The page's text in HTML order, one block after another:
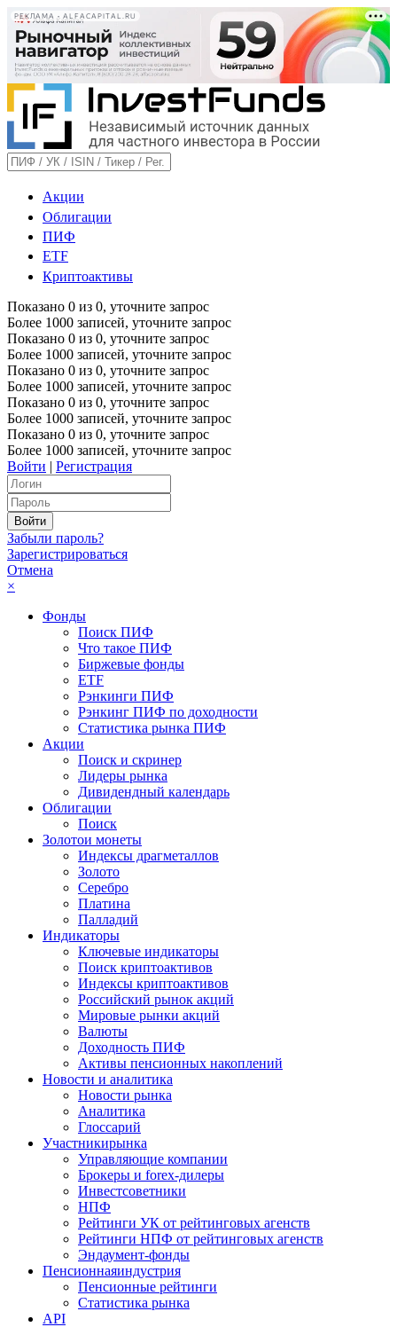
РЕКЛАМА • ALFACAPITAL.RU
Акции
Облигации
ПИФ
ETF
Криптоактивы
Показано 0 из 0, уточните запрос
Более 1000 записей, уточните запрос
Показано 0 из 0, уточните запрос
Более 1000 записей, уточните запрос
Показано 0 из 0, уточните запрос
Более 1000 записей, уточните запрос
Показано 0 из 0, уточните запрос
Более 1000 записей, уточните запрос
Показано 0 из 0, уточните запрос
Более 1000 записей, уточните запрос
Войти | Регистрация
Забыли пароль?
Зарегистрироваться
Отмена
×
Фонды
Поиск ПИФ
Что такое ПИФ
Биржевые фонды
ETF
Рэнкинги ПИФ
Рэнкинг ПИФ по доходности
Статистика рынка ПИФ
Акции
Поиск и скринер
Лидеры рынка
Дивидендный календарь
Облигации
Поиск
Золотои монеты
Индексы драгметаллов
Золото
Серебро
Платина
Палладий
Индикаторы
Ключевые индикаторы
Поиск криптоактивов
Индексы криптоактивов
Российский рынок акций
Мировые рынки акций
Валюты
Доходность ПИФ
Активы пенсионных накоплений
Новости и аналитика
Новости рынка
Аналитика
Глоссарий
Участникирынка
Управляющие компании
Брокеры и forex-дилеры
Инвестсоветники
НПФ
Рейтинги УК от рейтинговых агенств
Рейтинги НПФ от рейтинговых агенств
Эндаумент-фонды
Пенсионнаяиндустрия
Пенсионные рейтинги
Статистика рынка
API